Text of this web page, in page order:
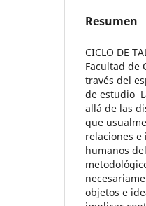
Resumen
CICLO DE
Facultad de
través del
de estudio
allá de las
que
relaciones
humanos
objetos e